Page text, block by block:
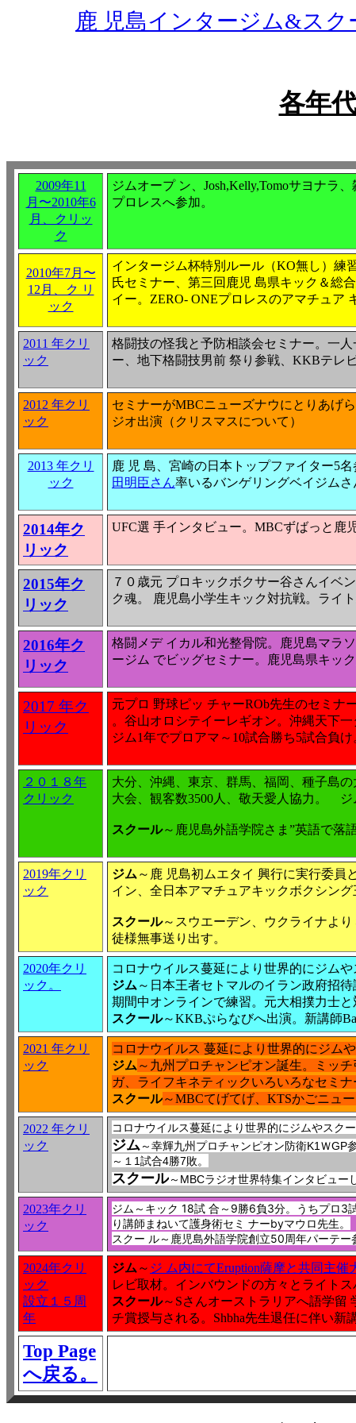
鹿 児島インタージム&スク
各年
2009年11
月〜2010年6
月、クリッ
ク
ジムオープ ン、Josh,Kelly,Tomoサヨナラ
プロレスへ参加。
2010年7月〜
12月、ク リ
ック
インタージム杯特別ルール（KO無し）練
氏セミナー、第三回鹿児 島県キック＆総
イー。ZERO- ONEプロレスのアマチュア
2011 年クリ
ック
格闘技の怪我と予防相談会セミナー。一
ー、地下格闘技男前 祭り参戦、KKBテレ
2012 年クリ
ック
セミナーがMBCニューズナウにとりあげ
ジオ出演（クリスマスについて）
2013 年クリ
ック
鹿 児 島、宮崎の日本トップファイター5
田明臣さん率いるバンゲリングベイジムさ
2014年ク
リック
UFC選 手インタビュー。MBCずばっと鹿
2015年ク
リック
７０歳元 プロキックボクサー谷さんイベ
ク魂。 鹿児島小学生キック対抗戦。ライ
2016年ク
リック
格闘メデ イカル和光整骨院。鹿児島マラ
ージム でビッグセミナー。鹿児島県キック
2017 年ク
リック
元プロ 野球ピッ チャーROb先生のセミナ
。谷山オロシテイーレギオン。沖縄天下
ジム1年でプロアマ～10試合勝ち5試合負け
２０１８年
クリック
大分、沖縄、東京、群馬、福岡、種子島
大会、観客数3500人、敬天愛人協力。
スクール～鹿児島外語学院さま”英語で落
2019年クリ
ック
ジム ～鹿 児島初ムエタイ 興行に実行委員
イン、全日本アマチュアキックボクシン
スクール～スウエーデン、ウクライナよ
徒様無事送り出す。
2020年クリ
ック。
コロナウイルス蔓延により世界的にジムや
ジム ～日本王者セトマルのイラン政府招
期間中オンラインで練習。元大相撲力士
スクール～KKBぷらなびへ出演。新講師
2021 年クリ
ック
コロナウイルス 蔓延により世界的にジム
ジム ～九州プロチャンピオン誕生。ミッ
ガ、ライフキネティックいろいろなセミ
スクール～MBCてげてげ、KTSかごニュ
2022 年クリ
ック
コロナウイルス蔓延により世界的にジムやスクー
ジム～幸輝九州プロチャンピオン防衛K1 ＷGP
～１ 1試合4勝7敗。
スクール～ MBCラジオ世界特集インタビュー
2023年クリ
ック
ジム～ キック 18試 合～9勝6負3分。うちプロ3
り講師まねいて護身術セミ ナーbyマウロ先生。
スクー ル～ 鹿児島外語学院創立50周年パーテ
2024年クリ
ック
設立１５周
年
ジム ～ ジ ム内にてEruption薩摩と共同主催
レビ取材。インバウンドの方々とライトス
スクール～Sさんオーストラリアへ語学留
チ賞授与される。Shbha先生退任に伴い新
Top Page
へ戻る。